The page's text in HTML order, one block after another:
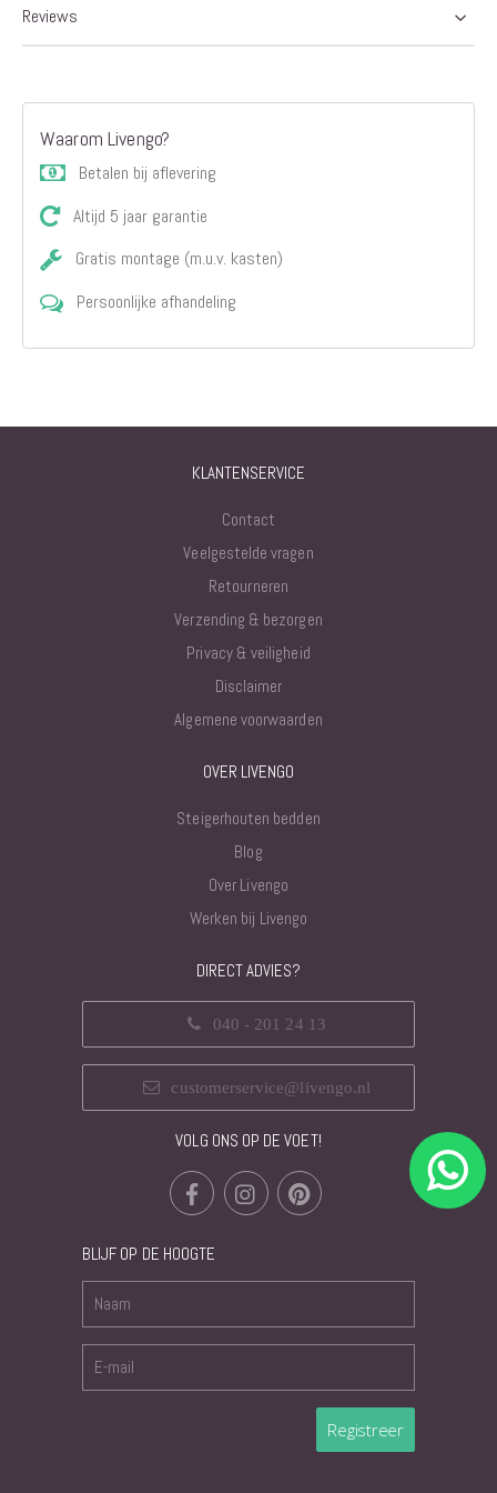
Reviews
Waarom Livengo?
Betalen bij aflevering
Altijd 5 jaar garantie
Gratis montage (m.u.v. kasten)
Persoonlijke afhandeling
KLANTENSERVICE
Contact
Veelgestelde vragen
Retourneren
Verzending & bezorgen
Privacy & veiligheid
Disclaimer
Algemene voorwaarden
OVER LIVENGO
Steigerhouten bedden
Blog
Over Livengo
Werken bij Livengo
DIRECT ADVIES?
040 - 201 24 13
customerservice@livengo.nl
VOLG ONS OP DE VOET!
BLIJF OP DE HOOGTE
Registreer